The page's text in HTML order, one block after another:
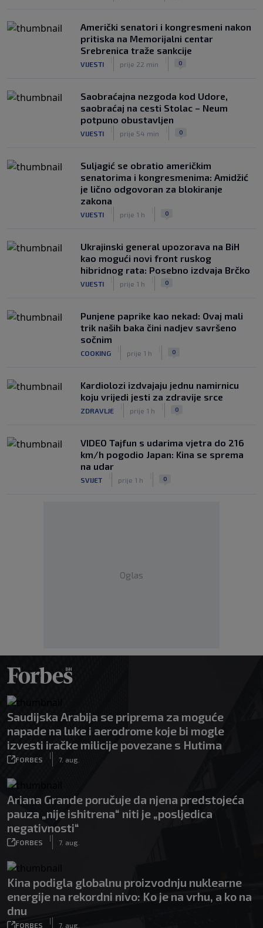
Američki senatori i kongresmeni nakon
pritiska na Memorijalni centar
Srebrenica traže sankcije
VIJESTI prije 22 min 0
Saobraćajna nezgoda kod Udore,
saobraćaj na cesti Stolac – Neum
potpuno obustavljen
VIJESTI prije 54 min 0
Suljagić se obratio američkim
senatorima i kongresmenima: Amidžić
je lično odgovoran za blokiranje
zakona
VIJESTI prije 1 h 0
Ukrajinski general upozorava na BiH
kao mogući novi front ruskog
hibridnog rata: Posebno izdvaja Brčko
VIJESTI prije 1 h 0
Punjene paprike kao nekad: Ovaj mali
trik naših baka čini nadjev savršeno
sočnim
COOKING prije 1 h 0
Kardiolozi izdvajaju jednu namirnicu
koju vrijedi jesti za zdravije srce
ZDRAVLJE prije 1 h 0
VIDEO Tajfun s udarima vjetra do 216
km/h pogodio Japan: Kina se sprema
na udar
SVIJET prije 1 h 0
Oglas
Saudijska Arabija se priprema za moguće
napade na luke i aerodrome koje bi mogle
izvesti iračke milicije povezane s Hutima
FORBES
|
7. aug.
Ariana Grande poručuje da njena predstojeća
pauza „nije ishitrena“ niti je „posljedica
negativnosti“
FORBES
|
7. aug.
Kina podigla globalnu proizvodnju nuklearne
energije na rekordni nivo: Ko je na vrhu, a ko na
dnu
FORBES
|
7. aug.